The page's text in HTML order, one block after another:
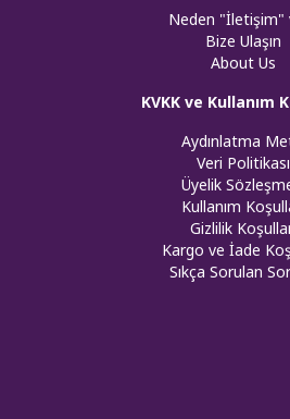
Neden "İletişim"
Bize Ulaşın
About Us
KVKK ve Kullanım
Aydınlatma
Veri Politikası
Üyelik
Kullanım
Gizlilik
Kargo ve İade
Sıkça Sorulan